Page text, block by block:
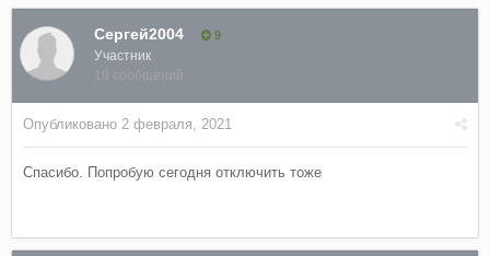
Сергей2004 9
Участник
19 сообщений
Опубликовано 2 февраля, 2021
Спасибо. Попробую сегодня отключить тоже